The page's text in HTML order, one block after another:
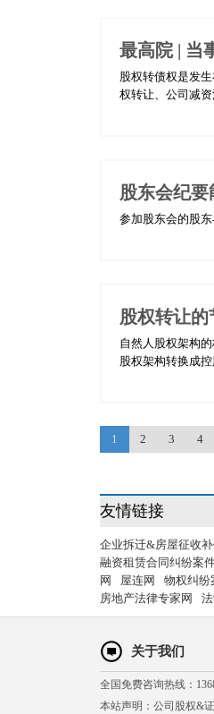
最高院 | 当
股权转债权是发
权转让、公司减资
股东会纪
参加股东会的股
股权转让
自然人股权架构
股权架构转换成
1 2 3 4
友情链接
企业拆迁&房屋征收
融资租赁合同纠纷案
网
屋连网 物权纠纷
房地产法律专家网
关于我们
全国免费咨询热线：
本站声明：公司股权&